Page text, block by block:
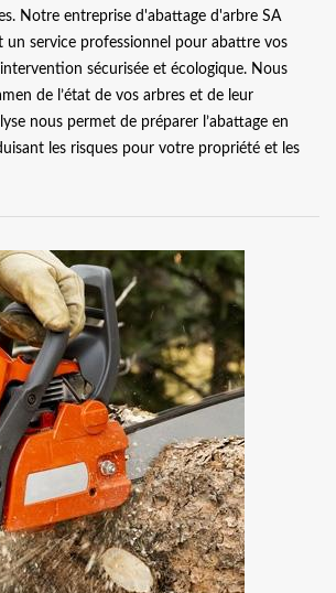
Notre entreprise d'abattage d'arbre SA
un service professionnel pour abattre vos
sécurisée et écologique. Nous
de l’état de vos arbres et de leur
nous permet de préparer l’abattage en
les risques pour votre propriété et les